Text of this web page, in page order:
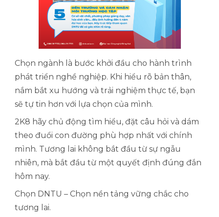
Chọn ngành là bước khởi đầu cho hành trình
phát triển nghề nghiệp. Khi hiểu rõ bản thân,
nắm bắt xu hướng và trải nghiệm thực tế, bạn
sẽ tự tin hơn với lựa chọn của mình.
2K8 hãy chủ động tìm hiểu, đặt câu hỏi và dám
theo đuổi con đường phù hợp nhất với chính
mình. Tương lai không bắt đầu từ sự ngẫu
nhiên, mà bắt đầu từ một quyết định đúng đắn
hôm nay.
Chọn DNTU – Chọn nền tảng vững chắc cho
tương lai.